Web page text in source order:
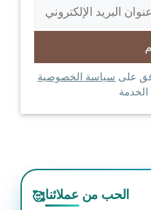
على سياسة الخصوصية
🥰الحب من عملائنا